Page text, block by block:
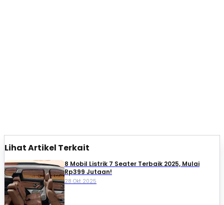
Lihat Artikel Terkait
8 Mobil Listrik 7 Seater Terbaik 2025, Mulai
Rp399 Jutaan!
28 Okt 2025